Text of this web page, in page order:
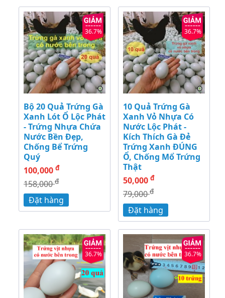
36.7%
Bộ 20 Quả Trứng Gà
Xanh Lót Ổ Lộc Phát
- Trứng Nhựa Chứa
Nước Bền Đẹp,
Chống Bể Trứng
Quý
100,000 đ
158,000đ
Đặt hàng
36.7%
10 Quả Trứng Gà
Xanh Vỏ Nhựa Có
Nước Lộc Phát -
Kích Thích Gà Đẻ
Trứng Xanh ĐÚNG
Ổ, Chống Mổ Trứng
Thật
50,000 đ
79,000đ
Đặt hàng
36.7% 36.7%